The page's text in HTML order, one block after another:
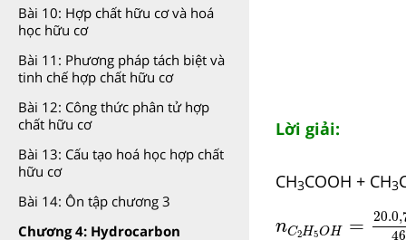
Bài 10: Hợp chất hữu cơ và hoá
học hữu cơ
Bài 11: Phương pháp tách biệt và
tinh chế hợp chất hữu cơ
Bài 12: Công thức phân tử hợp
chất hữu cơ
Bài 13: Cấu tạo hoá học hợp chất
hữu cơ
Bài 14: Ôn tập chương 3
Chương 4: Hydrocarbon
Lời giải:
CH3COOH + CH3
nC2H5OH =
46
=